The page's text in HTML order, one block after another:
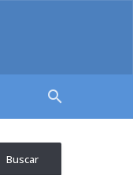
search